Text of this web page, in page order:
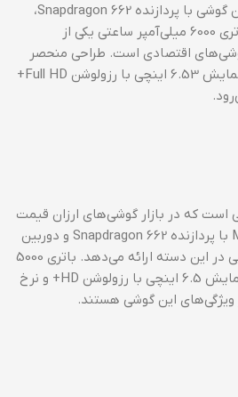
توجه زیادی را جلب کند. این گوشی با پردازنده Snapdragon 662،
دوربین 48 مگاپیکسلی و باتری 6000 میلی‌آمپر ساعتی یکی از
اقتصادی است. طراحی منحصر
به فرد این گوشی و صفحه نمایش 6.53 اینچی با رزولوشن Full HD+
است که در بازار گوشی‌های ارزان قیمت
حضور دارد. مدل Moto G30 با پردازنده Snapdragon 662 و دوربین
64 مگاپیکسلی، عملکرد خوبی در این دسته ارائه می‌دهد. باتری 5000
میلی‌آمپر ساعتی و صفحه نمایش 6.5 اینچی با رزولوشن HD+ و نرخ